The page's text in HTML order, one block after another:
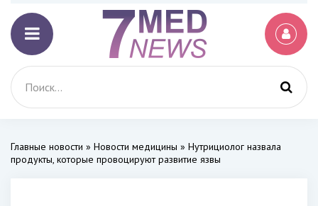
Главные новости » Новости медицины » Нутрициолог назвала
продукты, которые провоцируют развитие язвы